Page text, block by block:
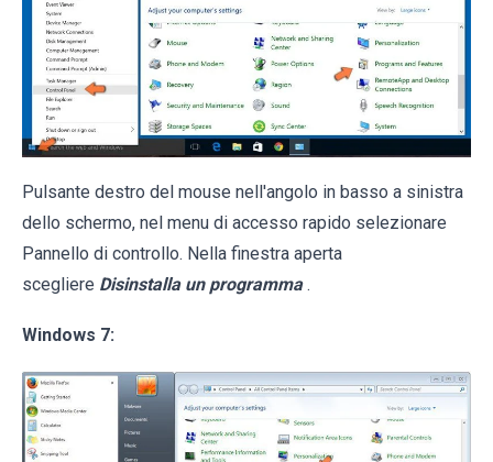
Pulsante destro del mouse nell'angolo in basso a sinistra
dello schermo, nel menu di accesso rapido selezionare
Pannello di controllo. Nella finestra aperta
scegliere Disinstalla un programma .
Windows 7: